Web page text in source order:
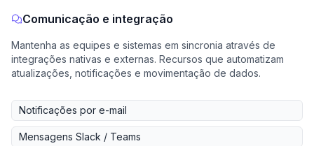
Comunicação e integração
Mantenha as equipes e sistemas em sincronia através de
integrações nativas e externas. Recursos que automatizam
atualizações, notificações e movimentação de dados.
Notificações por e-mail
Mensagens Slack / Teams